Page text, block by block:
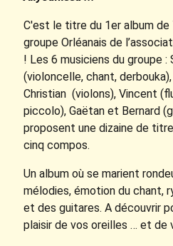
C'est le titre du 1er album de
groupe Orléanais de
! Les 6 musiciens du groupe :
(violoncelle, chant,
Christian (violons), Vincent
piccolo), Gaëtan et Bernard
proposent une dizaine de
cinq compos.
Un album où se marient
mélodies, émotion du chant,
et des guitares. A découvrir
plaisir de vos oreilles … et de